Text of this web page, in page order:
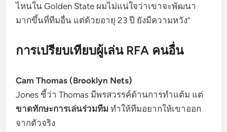
ไหนใน Golden State ผมไม่แน่ใจว่าเขาจะพัฒนา
มากขึ้นที่ทีมอื่น แต่ด้วยอายุ 23 ปี ยังมีความหวัง”
การเปรียบเทียบผู้เล่น RFA คนอื่น
Cam Thomas (Brooklyn Nets)
Jones ชี้ว่า Thomas มีพรสวรรค์ด้านการทำแต้ม แต่
ขาดทักษะการเล่นร่วมทีม ทำให้ทีมอยากให้เขาออก
จากตัวจริง